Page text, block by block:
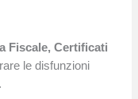
Fiscale, Certificati
le disfunzioni